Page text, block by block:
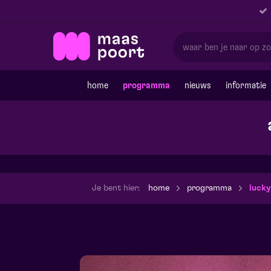
home programma nieuws informatie
Je bent hier: home programma lucky